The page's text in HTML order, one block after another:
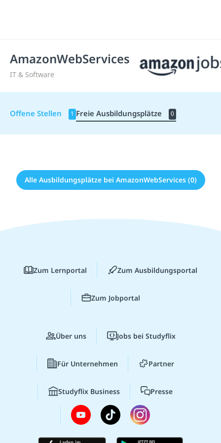
AmazonWebServices
IT & Software
Offene Stellen 1 Freie Ausbildungsplätze 0
Alle Ausbildungsplätze bei AmazonWebServices (0)
Zum Lernportal Zum Ausbildungsportal
Zum Jobportal
Über uns Jobs bei Studyflix
Für Unternehmen Partner
Studyflix Business Presse